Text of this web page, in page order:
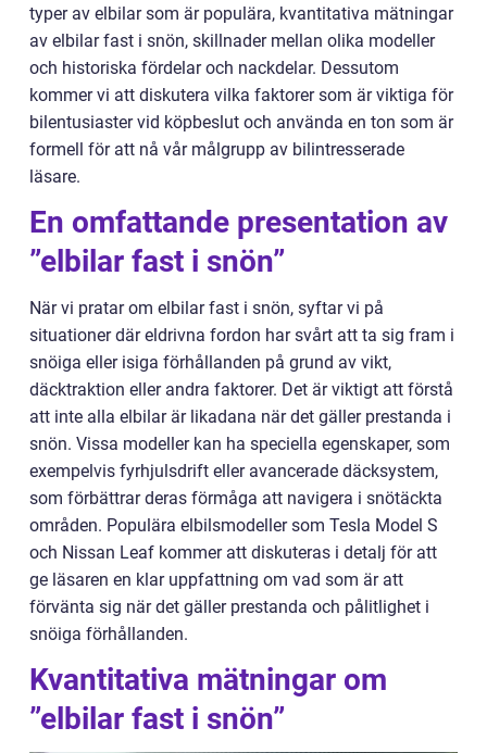
typer av elbilar som är populära, kvantitativa mätningar
av elbilar fast i snön, skillnader mellan olika modeller
och historiska fördelar och nackdelar. Dessutom
kommer vi att diskutera vilka faktorer som är viktiga för
bilentusiaster vid köpbeslut och använda en ton som är
formell för att nå vår målgrupp av bilintresserade
läsare.
En omfattande presentation av
”elbilar fast i snön”
När vi pratar om elbilar fast i snön, syftar vi på
situationer där eldrivna fordon har svårt att ta sig fram i
snöiga eller isiga förhållanden på grund av vikt,
däcktraktion eller andra faktorer. Det är viktigt att förstå
att inte alla elbilar är likadana när det gäller prestanda i
snön. Vissa modeller kan ha speciella egenskaper, som
exempelvis fyrhjulsdrift eller avancerade däcksystem,
som förbättrar deras förmåga att navigera i snötäckta
områden. Populära elbilsmodeller som Tesla Model S
och Nissan Leaf kommer att diskuteras i detalj för att
ge läsaren en klar uppfattning om vad som är att
förvänta sig när det gäller prestanda och pålitlighet i
snöiga förhållanden.
Kvantitativa mätningar om
”elbilar fast i snön”